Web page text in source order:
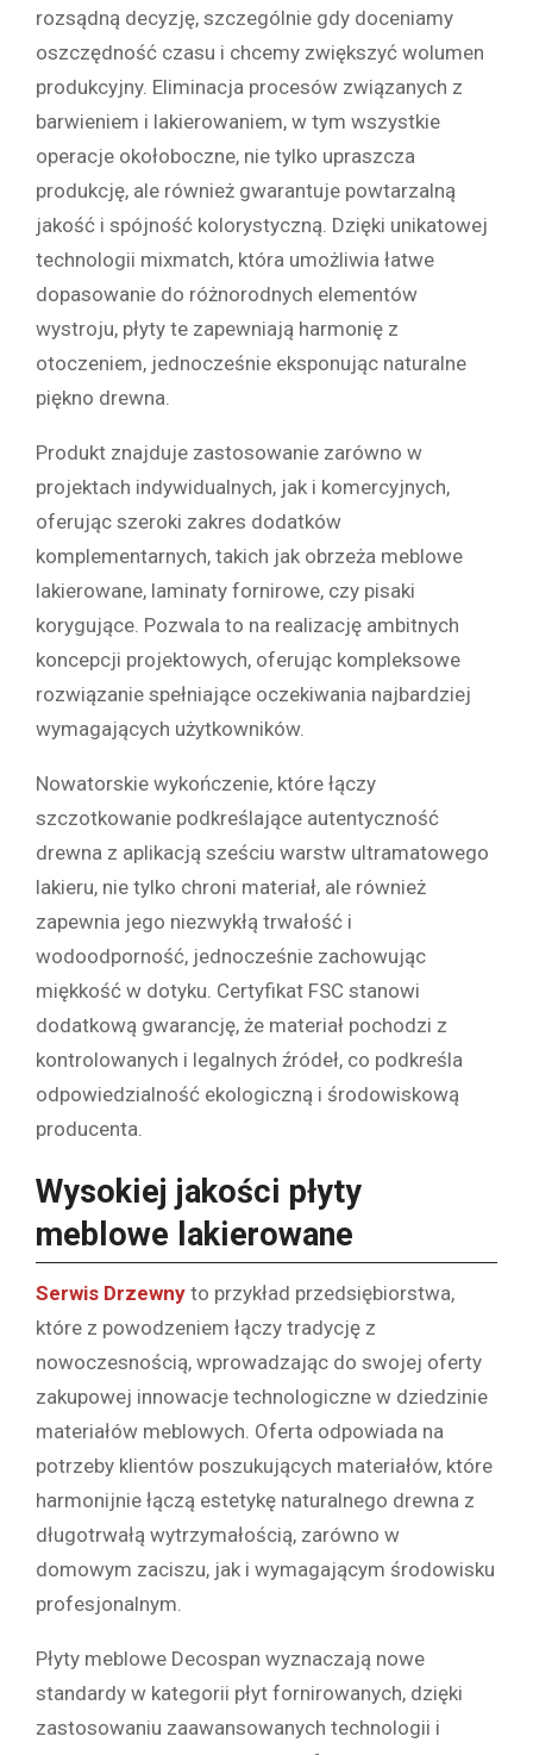
rozsądną decyzję, szczególnie gdy doceniamy
oszczędność czasu i chcemy zwiększyć wolumen
produkcyjny. Eliminacja procesów związanych z
barwieniem i lakierowaniem, w tym wszystkie
operacje okołoboczne, nie tylko upraszcza
produkcję, ale również gwarantuje powtarzalną
jakość i spójność kolorystyczną. Dzięki unikatowej
technologii mixmatch, która umożliwia łatwe
dopasowanie do różnorodnych elementów
wystroju, płyty te zapewniają harmonię z
otoczeniem, jednocześnie eksponując naturalne
piękno drewna.
Produkt znajduje zastosowanie zarówno w
projektach indywidualnych, jak i komercyjnych,
oferując szeroki zakres dodatków
komplementarnych, takich jak obrzeża meblowe
lakierowane, laminaty fornirowe, czy pisaki
korygujące. Pozwala to na realizację ambitnych
koncepcji projektowych, oferując kompleksowe
rozwiązanie spełniające oczekiwania najbardziej
wymagających użytkowników.
Nowatorskie wykończenie, które łączy
szczotkowanie podkreślające autentyczność
drewna z aplikacją sześciu warstw ultramatowego
lakieru, nie tylko chroni materiał, ale również
zapewnia jego niezwykłą trwałość i
wodoodporność, jednocześnie zachowując
miękkość w dotyku. Certyfikat FSC stanowi
dodatkową gwarancję, że materiał pochodzi z
kontrolowanych i legalnych źródeł, co podkreśla
odpowiedzialność ekologiczną i środowiskową
producenta.
Wysokiej jakości płyty
meblowe lakierowane
Serwis Drzewny to przykład przedsiębiorstwa,
które z powodzeniem łączy tradycję z
nowoczesnością, wprowadzając do swojej oferty
zakupowej innowacje technologiczne w dziedzinie
materiałów meblowych. Oferta odpowiada na
potrzeby klientów poszukujących materiałów, które
harmonijnie łączą estetykę naturalnego drewna z
długotrwałą wytrzymałością, zarówno w
domowym zaciszu, jak i wymagającym środowisku
profesjonalnym.
Płyty meblowe Decospan wyznaczają nowe
standardy w kategorii płyt fornirowanych, dzięki
zastosowaniu zaawansowanych technologii i